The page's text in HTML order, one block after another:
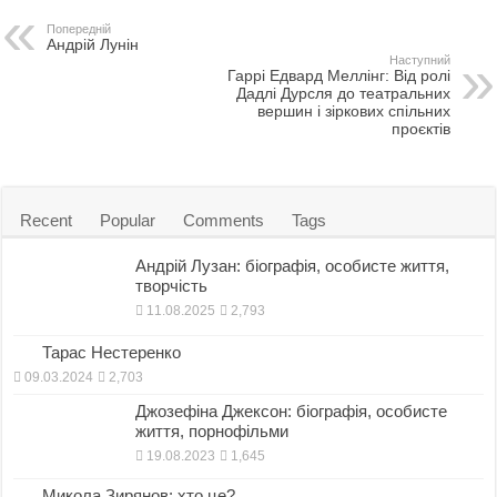
o
o
ia
Попередній
Андрій Лунін
Наступний
Гаррі Едвард Меллінг: Від ролі
Дадлі Дурсля до театральних
вершин і зіркових спільних
проєктів
Recent Popular Comments Tags
Андрій Лузан: біографія, особисте життя,
творчість
11.08.2025 2,793
Тарас Нестеренко
09.03.2024 2,703
Джозефіна Джексон: біографія, особисте
життя, порнофільми
19.08.2023 1,645